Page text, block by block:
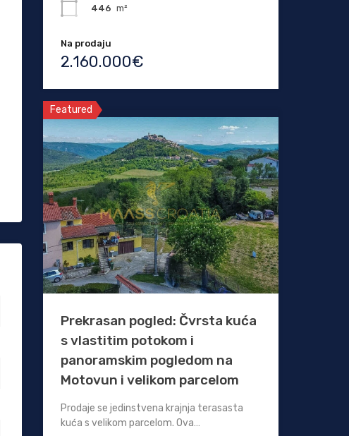
446 m²
Na prodaju
2.160.000€
Featured
Prekrasan pogled: Čvrsta kuća
s vlastitim potokom i
panoramskim pogledom na
Motovun i velikom parcelom
Prodaje se jedinstvena krajnja terasasta
kuća s velikom parcelom. Ova…